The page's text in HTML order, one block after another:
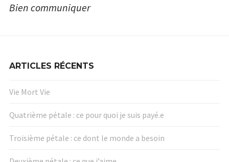
Bien communiquer
ARTICLES RÉCENTS
Vie Mort Vie
Quatrième pétale : ce pour quoi je suis payé.e
Troisième pétale : ce dont le monde a besoin